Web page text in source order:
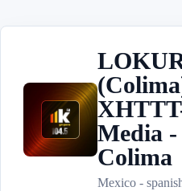
L
Media
Colima
Mexico -